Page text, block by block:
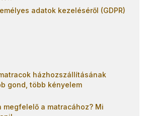
adatok kezeléséről (GDPR)
házhozszállításának
gond, több kényelem
megfelelő a matracához? Mi